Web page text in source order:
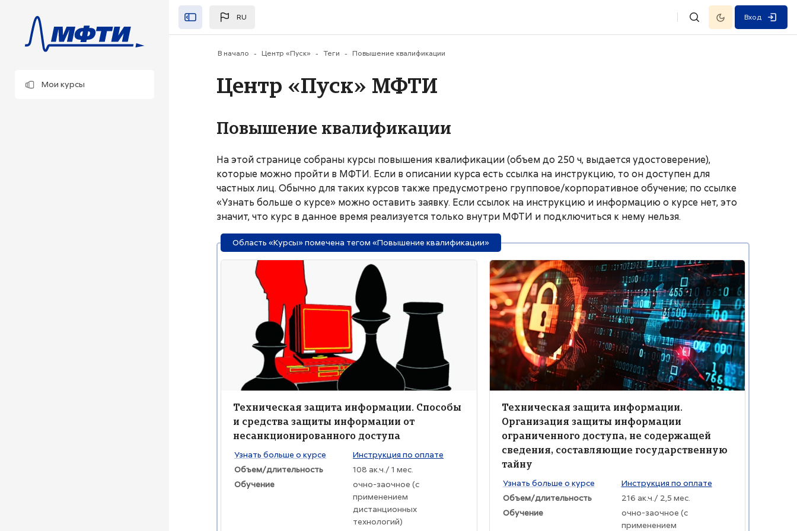
Перейти к основному содержанию
Мои курсы
Закрыть" RU Изменить данные
Темный режим
Вход
В начало Центр «Пуск» Теги Повышение квалификации
Центр «Пуск» МФТИ
Повышение квалификации
На этой странице собраны курсы повышения квалификации (объем до 250 ч, выдается удостоверение),
которые можно пройти в МФТИ. Если в описании курса есть ссылка на инструкцию, то он доступен для
частных лиц. Обычно для таких курсов также предусмотрено групповое/корпоративное обучение; по ссылке
«Узнать больше о курсе» можно оставить заявку. Если ссылок на инструкцию и информацию о курсе нет, это
значит, что курс в данное время реализуется только внутри МФТИ и подключиться к нему нельзя.
Область «Курсы» помечена тегом «Повышение квалификации»
Изображение курса" Техническая защита информации. Способы и средства защиты информации от несанкционированного доступа
Изображение курса
Название курса
Техническая защита информации. Способы
и средства защиты информации от
несанкционированного доступа
Текст краткого изложения курса:
Узнать больше о курсе
Инструкция по оплате
Объем/длительность
108 ак.ч./ 1 мес.
Обучение
очно-заочное (с
применением
дистанционных
технологий)
Изображение курса" Техническая защита информации. Организация
Изображение курса
Название курса
Техническая защита информации.
Организация защиты информации
ограниченного доступа, не содержащей
сведения, составляющие государственную
тайну
Текст краткого изложения курса:
Узнать больше о курсе
Инструкция по оплате
Объем/длительность
216 ак.ч./ 2,5 мес.
Обучение
очно-заочное (с
применением